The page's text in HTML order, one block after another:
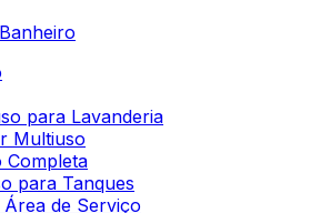
para Lavanderia
Multiuso
Completa
para Tanques
de Serviço